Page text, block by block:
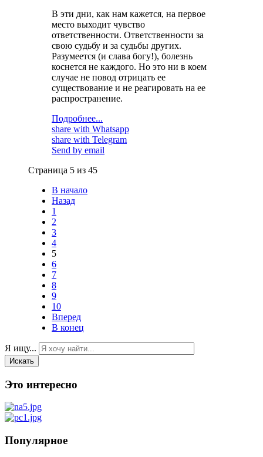
В эти дни, как нам кажется, на первое
место выходит чувство
ответственности. Ответственности за
свою судьбу и за судьбы других.
Разумеется (и слава богу!), болезнь
коснется не каждого. Но это ни в коем
случае не повод отрицать ее
существование и не реагировать на ее
распространение.
Подробнее...
share with Whatsapp
share with Telegram
Send by email
Страница 5 из 45
В начало
Назад
1
2
3
4
5
6
7
8
9
10
Вперед
В конец
Я ищу...
Искать
Это интересно
Популярное